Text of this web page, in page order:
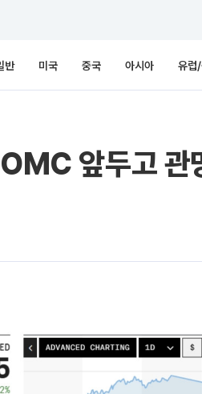
반 미국 중국 아시아 유럽
앞두고